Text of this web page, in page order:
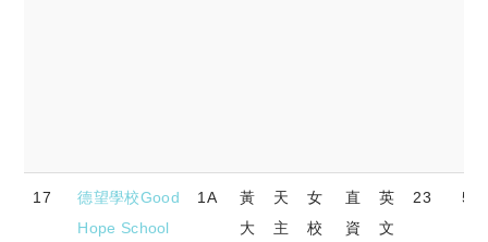
17
德望學校Good
Hope School
1A
黃
大
天
主
女
校
直
資
英
文
23